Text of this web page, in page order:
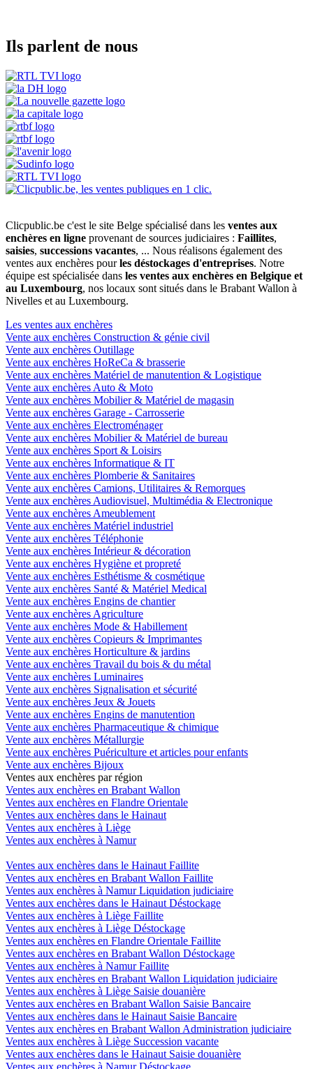
Ils parlent de nous
Clicpublic.be c'est le site Belge spécialisé dans les ventes aux
enchères en ligne provenant de sources judiciaires : Faillites,
saisies, successions vacantes, ... Nous réalisons également des
ventes aux enchères pourles déstockages d'entreprises. Notre
équipe est spécialisée dans les ventes aux enchères en Belgique et
au Luxembourg, nos locaux sont situés dans le Brabant Wallon à
Nivelles et au Luxembourg.
Les ventes aux enchères
Vente aux enchères Construction & génie civil
Vente aux enchères Outillage
Vente aux enchères HoReCa & brasserie
Vente aux enchères Matériel de manutention & Logistique
Vente aux enchères Auto & Moto
Vente aux enchères Mobilier & Matériel de magasin
Vente aux enchères Garage - Carrosserie
Vente aux enchères Electroménager
Vente aux enchères Mobilier & Matériel de bureau
Vente aux enchères Sport & Loisirs
Vente aux enchères Informatique & IT
Vente aux enchères Plomberie & Sanitaires
Vente aux enchères Camions, Utilitaires & Remorques
Vente aux enchères Audiovisuel, Multimédia & Electronique
Vente aux enchères Ameublement
Vente aux enchères Matériel industriel
Vente aux enchères Téléphonie
Vente aux enchères Intérieur & décoration
Vente aux enchères Hygiène et propreté
Vente aux enchères Esthétisme & cosmétique
Vente aux enchères Santé & Matériel Medical
Vente aux enchères Engins de chantier
Vente aux enchères Agriculture
Vente aux enchères Mode & Habillement
Vente aux enchères Copieurs & Imprimantes
Vente aux enchères Horticulture & jardins
Vente aux enchères Travail du bois & du métal
Vente aux enchères Luminaires
Vente aux enchères Signalisation et sécurité
Vente aux enchères Jeux & Jouets
Vente aux enchères Engins de manutention
Vente aux enchères Pharmaceutique & chimique
Vente aux enchères Métallurgie
Vente aux enchères Puériculture et articles pour enfants
Vente aux enchères Bijoux
Ventes aux enchères par région
Ventes aux enchères en Brabant Wallon
Ventes aux enchères en Flandre Orientale
Ventes aux enchères dans le Hainaut
Ventes aux enchères à Liège
Ventes aux enchères à Namur
Ventes aux enchères dans le Hainaut Faillite
Ventes aux enchères en Brabant Wallon Faillite
Ventes aux enchères à Namur Liquidation judiciaire
Ventes aux enchères dans le Hainaut Déstockage
Ventes aux enchères à Liège Faillite
Ventes aux enchères à Liège Déstockage
Ventes aux enchères en Flandre Orientale Faillite
Ventes aux enchères en Brabant Wallon Déstockage
Ventes aux enchères à Namur Faillite
Ventes aux enchères en Brabant Wallon Liquidation judiciaire
Ventes aux enchères à Liège Saisie douanière
Ventes aux enchères en Brabant Wallon Saisie Bancaire
Ventes aux enchères dans le Hainaut Saisie Bancaire
Ventes aux enchères en Brabant Wallon Administration judiciaire
Ventes aux enchères à Liège Succession vacante
Ventes aux enchères dans le Hainaut Saisie douanière
Ventes aux enchères à Namur Déstockage